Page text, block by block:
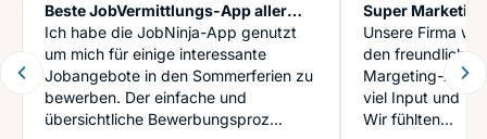
Beste JobVermittlungs-App aller
Zeiten
Ich habe die JobNinja-App genutzt
um mich für einige interessante
Jobangebote in den Sommerferien zu
bewerben. Der einfache und
übersichtliche Bewerbungsproz...
Super
Unsere Firma
den
Margeting-
viel Input und
Wir fühlten...